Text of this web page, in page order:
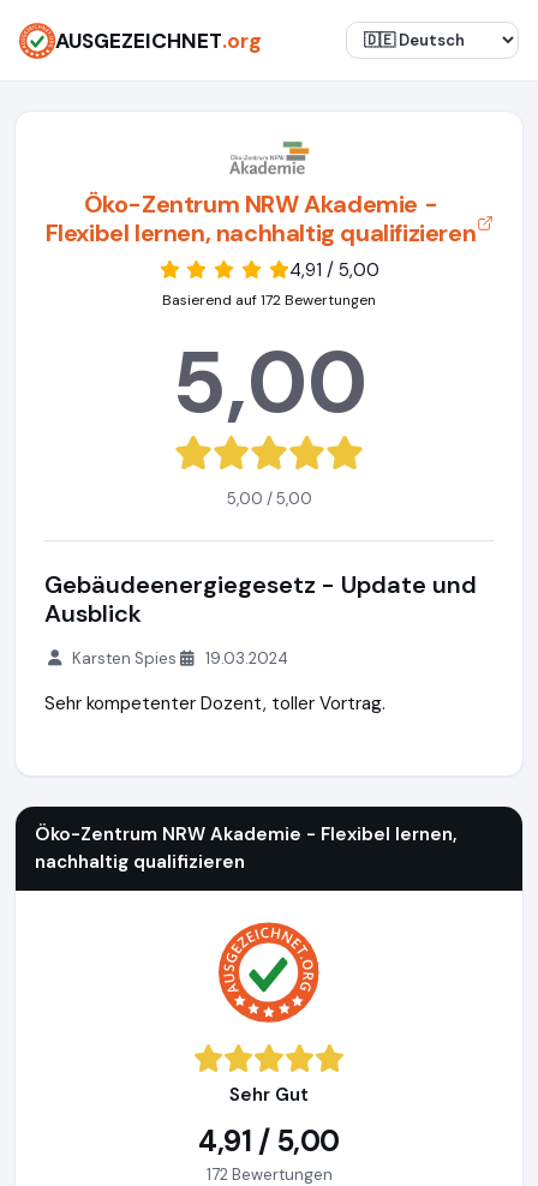
AUSGEZEICHNET.org
Öko-Zentrum NRW Akademie -
Flexibel lernen, nachhaltig qualifizieren
4,91 / 5,00
Basierend auf 172 Bewertungen
5,00
5,00 / 5,00
Gebäudeenergiegesetz - Update und
Ausblick
Karsten Spies 19.03.2024
Sehr kompetenter Dozent, toller Vortrag.
Öko-Zentrum NRW Akademie - Flexibel lernen,
nachhaltig qualifizieren
Sehr Gut
4,91 / 5,00
172 Bewertungen